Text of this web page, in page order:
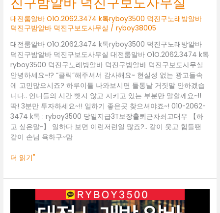
대전룸알바 O1O.2062.3474 k톡ryboy3500 덕진구노래방알바
덕진구밤알바 덕진구보도사무실 /ryboy38005
대전룸알바 O1O.2062.3474 k톡ryboy3500 덕진구노래방알바
덕진구밤알바 덕진구보도사무실 대전룸알바 O1O.2062.3474 k톡
ryboy3500 덕진구노래방알바 덕진구밤알바 덕진구보도사무실
안녕하세요~!? “클릭”해주셔서 감사해요~ 현실성 없는 광고들속
에 고민많으시죠? 하루이틀 나와보시면 들통날 거짓말 안하겠습
니다.. 언니들의 시간 뺏지 않고 지키고 있는 부분만 말할께요~!!
딱! 3분만 투자하세요~!! 일하기 좋은곳 찾으셔야죠~! 010-2062-
3474 k톡 : ryboy3500 당일지급3T보장출퇴근차최고대우 【하
고 싶은말~】 일하다 보면 이런저런일 많죠?.. 같이 웃고 힘들땐
같이 손님 욕하구~맘
밤
알
바
덕
진
구
보
도
사
무
실
더 읽기"